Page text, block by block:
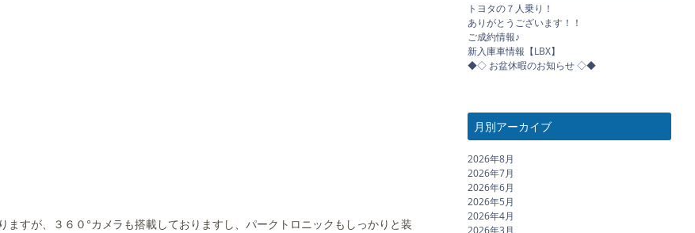
すが、３６０°カメラも搭載しておりますし、パークトロニックもしっかりと装
トヨタの７人乗り！
ありがとうございます！！
ご成約情報♪
新入庫車情報【LBX】
◆◇ お盆休暇のお知らせ ◇◆
月別アーカイブ
2026年8月
2026年7月
2026年6月
2026年5月
2026年4月
2026年3月